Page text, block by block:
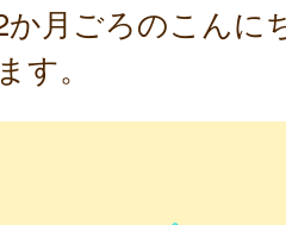
か月ごろのこんに
す。